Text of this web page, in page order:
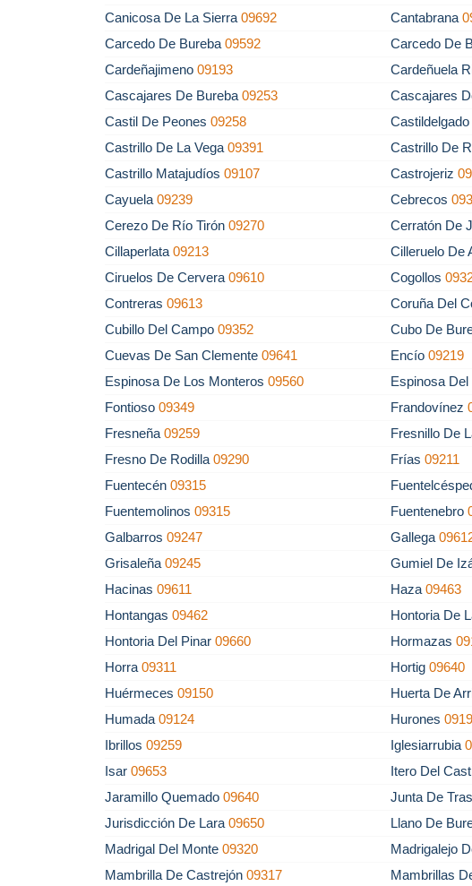
Canicosa De La Sierra 09692 Cantabrana
Carcedo De Bureba 09592 Carcedo De
Cardeñajimeno 09193 Cardeñuela
Cascajares De Bureba 09253 Cascajares
Castil De Peones 09258
Castrillo De La Vega 09391 Castrillo De
Castrillo Matajudíos 09107 Castrojeriz
Cayuela 09239 Cebrecos
Cerezo De Río Tirón 09270 Cerratón De
Cillaperlata 09213 Cilleruelo De
Ciruelos De Cervera 09610 Cogollos
Contreras 09613 Coruña Del
Cubillo Del Campo 09352 Cubo De
Cuevas De San Clemente 09641 Encío09219
Espinosa De Los Monteros 09560 Espinosa
Fontioso 09349 Frandovínez
Fresneña 09259 Fresnillo De
Fresno De Rodilla 09290 Frías09211
Fuentecén 09315
Fuentemolinos 09315 Fuentenebro
Galbarros 09247 Gallega
Grisaleña 09245 Gumiel De
Hacinas 09611 Haza09463
Hontangas 09462 Hontoria De
Hontoria Del Pinar 09660 Hormazas
Horra 09311 Hortig09640
Huérmeces 09150 Huerta De
Humada 09124 Hurones
Ibrillos 09259 Iglesiarrubia
Isar 09653 Itero Del
Jaramillo Quemado 09640 Junta De
Jurisdicción De Lara 09650 Llano De
Madrigal Del Monte 09320 Madrigalejo
Mambrilla De Castrejón 09317 Mambrillas